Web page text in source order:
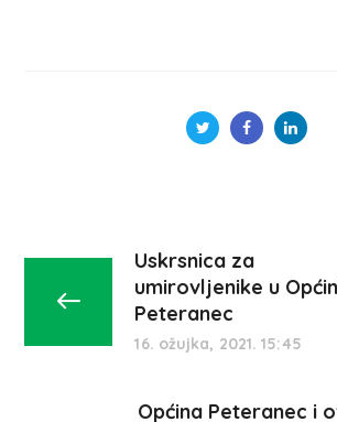
Uskrsnica za
umirovljenike u
Peteranec
16. ožujka, 2021. 15:45
Općina Peteranec i